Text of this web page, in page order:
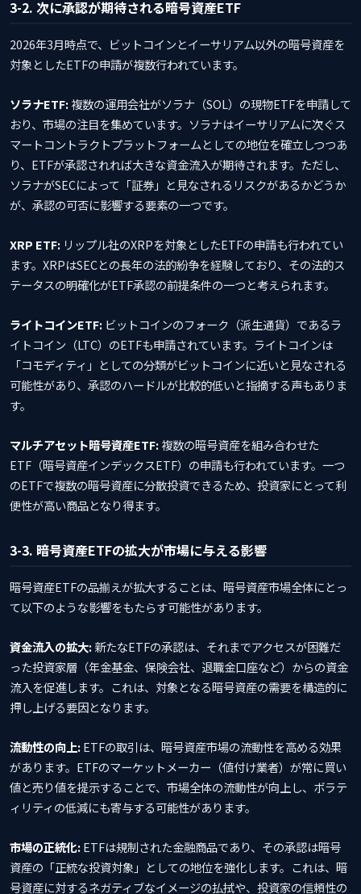
3-2. 次に承認が期待される暗号資産ETF
2026年3月時点で、ビットコインとイーサリアム以外の暗号資産を
対象としたETFの申請が複数行われています。
ソラナETF:複数の運用会社がソラナ（SOL）の現物ETFを申請して
おり、市場の注目を集めています。ソラナはイーサリアムに次ぐス
マートコントラクトプラットフォームとしての地位を確立しつつあ
り、ETFが承認されれば大きな資金流入が期待されます。ただし、
ソラナがSECによって「証券」と見なされるリスクがあるかどうか
が、承認の可否に影響する要素の一つです。
XRP ETF: リップル社のXRPを対象としたETFの申請も行われてい
ます。XRPはSECとの長年の法的紛争を経験しており、その法的ス
テータスの明確化がETF承認の前提条件の一つと考えられます。
ライトコインETF: ビットコインのフォーク（派生通貨）であるラ
イトコイン（LTC）のETFも申請されています。ライトコインは
「コモディティ」としての分類がビットコインに近いと見なされる
可能性があり、承認のハードルが比較的低いと指摘する声もありま
す。
マルチアセット暗号資産ETF:複数の暗号資産を組み合わせた
ETF（暗号資産インデックスETF）の申請も行われています。一つ
のETFで複数の暗号資産に分散投資できるため、投資家にとって利
便性が高い商品となり得ます。
3-3. 暗号資産ETFの拡大が市場に与える影響
暗号資産ETFの品揃えが拡大することは、暗号資産市場全体にとっ
て以下のような影響をもたらす可能性があります。
資金流入の拡大:新たなETFの承認は、それまでアクセスが困難だ
った投資家層（年金基金、保険会社、退職金口座など）からの資金
流入を促進します。これは、対象となる暗号資産の需要を構造的に
押し上げる要因となります。
流動性の向上:ETFの取引は、暗号資産市場の流動性を高める効果
があります。ETFのマーケットメーカー（値付け業者）が常に買い
値と売り値を提示することで、市場全体の流動性が向上し、ボラテ
ィリティの低減にも寄与する可能性があります。
市場の正統化:ETFは規制された金融商品であり、その承認は暗号
資産の「正統な投資対象」としての地位を強化します。これは、暗
号資産に対するネガティブなイメージの払拭や、投資家の信頼性の